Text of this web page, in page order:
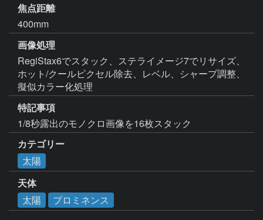
焦点距離
400mm
画像処理
RegiStax6でスタック、ステライメージ7でリサイズ、
ホット/クールピクセル除去、レベル、シャープ調整、
擬似カラー化処理
特記事項
1/8秒露出のモノクロ画像を16枚スタック
カテゴリー
太陽
天体
太陽
プロミネンス